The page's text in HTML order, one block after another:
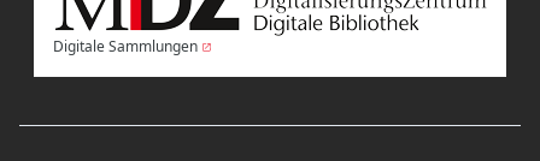
Digitale Sammlungen